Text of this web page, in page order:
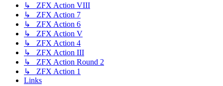
↳ ZFX Action VIII
↳ ZFX Action 7
↳ ZFX Action 6
↳ ZFX Action V
↳ ZFX Action 4
↳ ZFX Action III
↳ ZFX Action Round 2
↳ ZFX Action 1
Links